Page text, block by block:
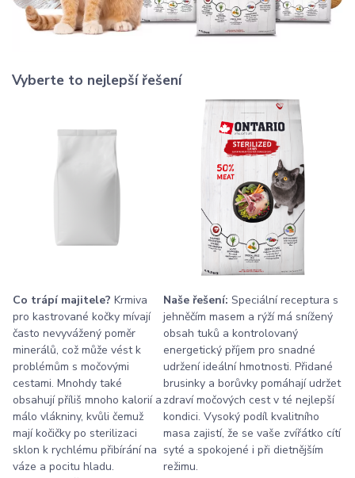
Vyberte to nejlepší řešení
Co trápí majitele? Krmiva
pro kastrované kočky mívají
často nevyvážený poměr
minerálů, což může vést k
problémům s močovými
cestami. Mnohdy také
obsahují příliš mnoho kalorií a
málo vlákniny, kvůli čemuž
mají kočičky po sterilizaci
sklon k rychlému přibírání na
váze a pocitu hladu.
Naše řešení: Speciální receptura s
jehněčím masem a rýží má snížený
obsah tuků a kontrolovaný
energetický příjem pro snadné
udržení ideální hmotnosti. Přidané
brusinky a borůvky pomáhají udržet
zdraví močových cest v té nejlepší
kondici. Vysoký podíl kvalitního
masa zajistí, že se vaše zvířátko cítí
syté a spokojené i při dietnějším
režimu.